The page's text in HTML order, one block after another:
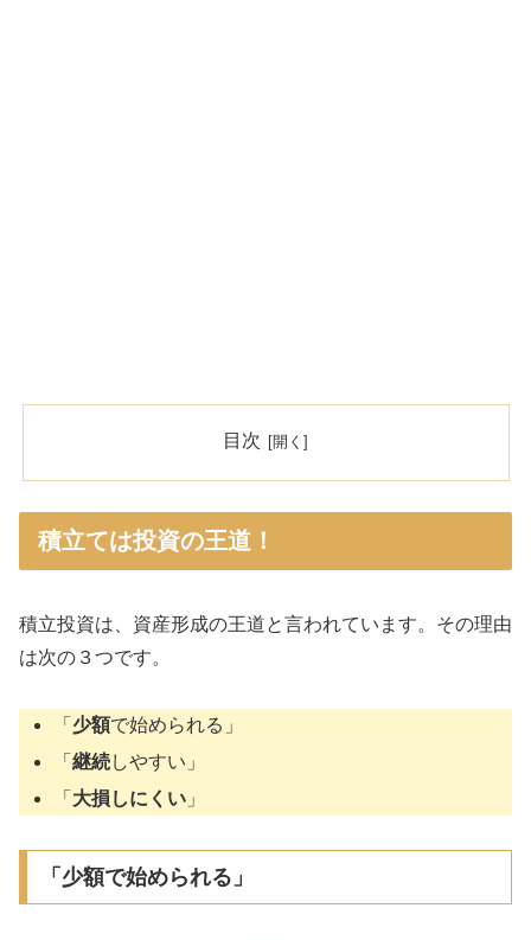
目次
積立ては投資の王道！
積立投資は、資産形成の王道と言われています。その理由
は次の３つです。
「 少額で始められる」
「継続しやすい」
「 大損しにくい 」
「少額で始められる」